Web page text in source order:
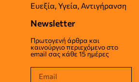
Ευεξία, Υγεία, Αντιγήρανση
Newsletter
Πρωτογενή άρθρα και
καινούργιο περιεχόμενο στο
email σας κάθε 15 ημέρες